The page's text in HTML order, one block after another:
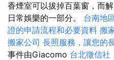
香煙室可以拔掉百葉窗，而
日常娛樂的一部分。 台南地
證的申請流程和必要資料 搬
搬家公司 長照服務，讓您的
事件由Giacomo 台北徵信社